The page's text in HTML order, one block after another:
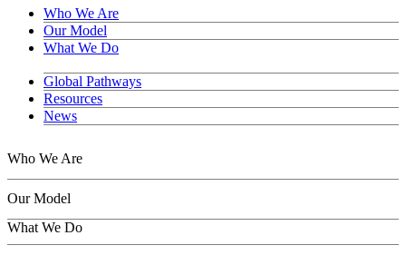
Who We Are
Our Model
What We Do
Global Pathways
Resources
News
Who We Are
Our Model
What We Do